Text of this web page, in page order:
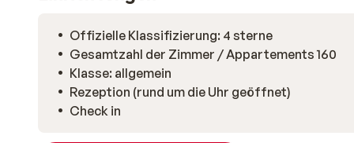
Offizielle Klassifizierung: 4 sterne
Gesamtzahl der Zimmer / Appartements 160
Klasse: allgemein
Rezeption (rund um die Uhr geöffnet)
Check in